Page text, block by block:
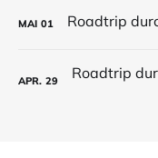
MAI 01
APR. 29